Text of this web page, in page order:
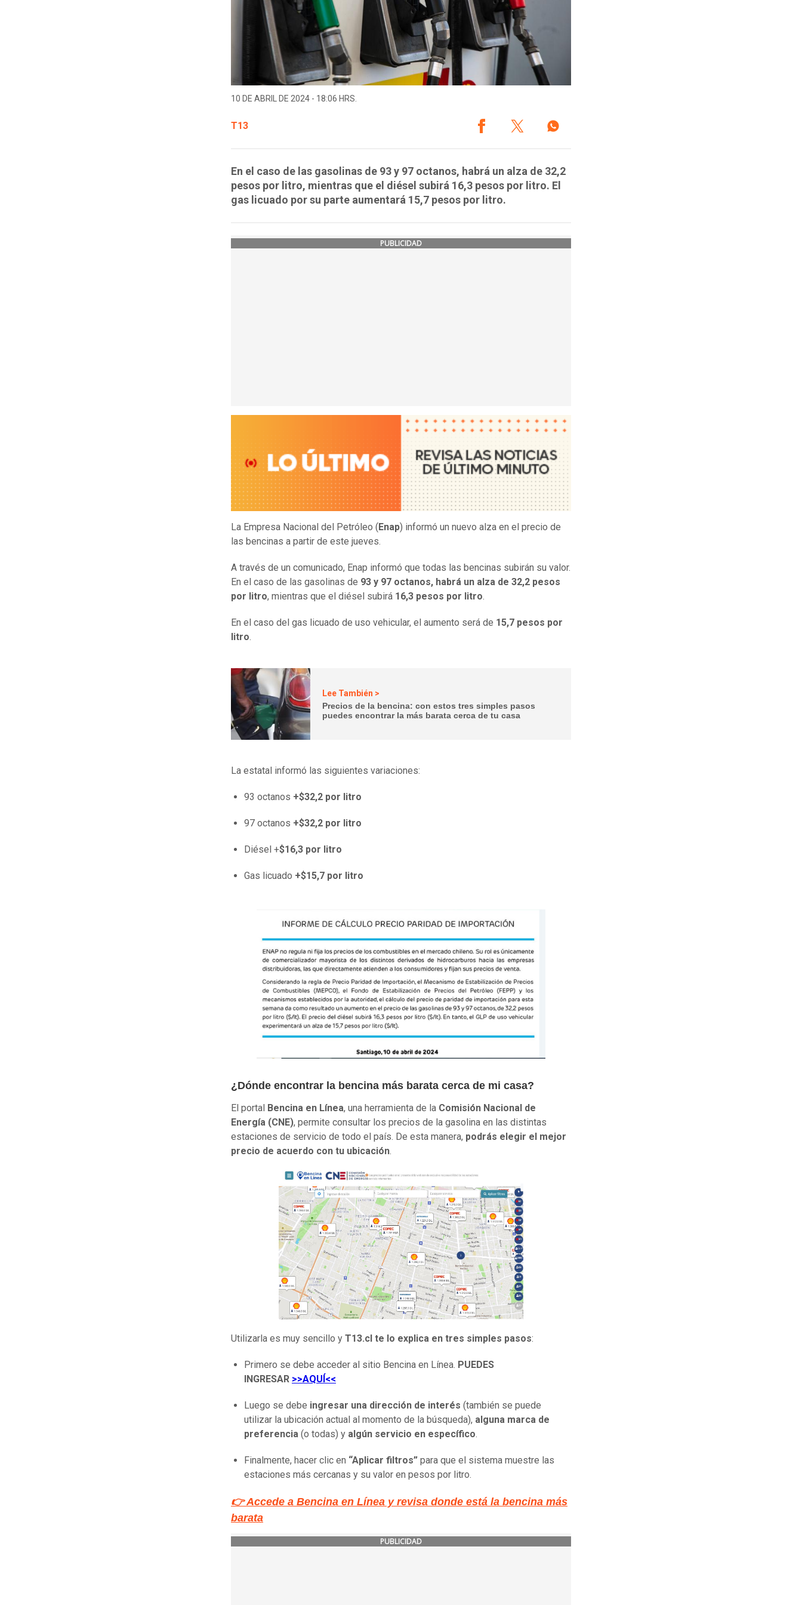
10 DE ABRIL DE 2024 - 18:06 HRS.
T13
En el caso de las gasolinas de 93 y 97 octanos, habrá un alza de 32,2
pesos por litro, mientras que el diésel subirá 16,3 pesos por litro. El
gas licuado por su parte aumentará 15,7 pesos por litro.
PUBLICIDAD
La Empresa Nacional del Petróleo ( Enap) informó un nuevo alza en el precio de
las bencinas a partir de este jueves.
A través de un comunicado, Enap informó que todas las bencinas subirán su valor.
En el caso de las gasolinas de 93 y 97 octanos, habrá un alza de 32,2 pesos
por litro, mientras que el diésel subirá 16,3 pesos por litro.
En el caso del gas licuado de uso vehicular, el aumento será de 15,7 pesos por
litro.
Lee También >
Precios de la bencina: con estos tres simples pasos
puedes encontrar la más barata cerca de tu casa
La estatal informó las siguientes variaciones:
93 octanos +$32,2 por litro
97 octanos +$32,2 por litro
Diésel +$16,3 por litro
Gas licuado +$15,7 por litro
¿Dónde encontrar la bencina más barata cerca de mi casa?
El portal Bencina en Línea, una herramienta de la Comisión Nacional de
Energía (CNE), permite consultar los precios de la gasolina en las distintas
estaciones de servicio de todo el país. De esta manera, podrás elegir el mejor
precio de acuerdo con tu ubicación.
Utilizarla es muy sencillo y T13.cl te lo explica en tres simples pasos:
Primero se debe acceder al sitio Bencina en Línea. PUEDES
INGRESAR >>AQUÍ<<
Luego se debe ingresar una dirección de interés (también se puede
utilizar la ubicación actual al momento de la búsqueda), alguna marca de
preferencia (o todas) y algún servicio en específico.
Finalmente, hacer clic en “Aplicar filtros” para que el sistema muestre las
estaciones más cercanas y su valor en pesos por litro.
👉 Accede a Bencina en Línea y revisa donde está la bencina más
barata
PUBLICIDAD